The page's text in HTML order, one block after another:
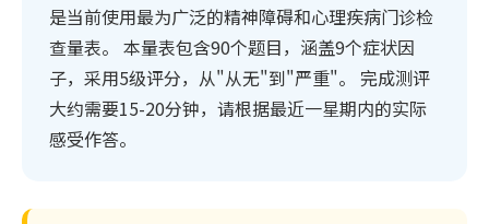
是当前使用最为广泛的精神障碍和心理疾病门诊检
查量表。 本量表包含90个题目，涵盖9个症状因
子，采用5级评分，从"从无"到"严重"。 完成测评
大约需要15-20分钟，请根据最近一星期内的实际
感受作答。